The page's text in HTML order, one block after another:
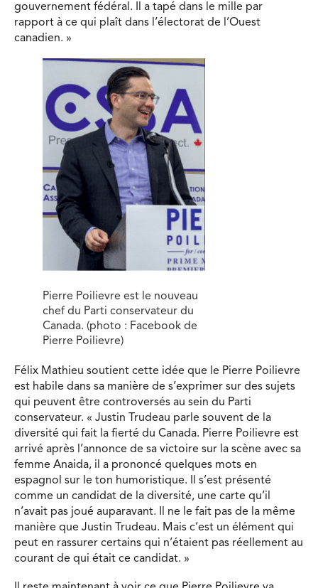
gouvernement fédéral. Il a tapé dans le mille par
rapport à ce qui plaît dans l’électorat de l’Ouest
canadien. »
Pierre Poilievre est le nouveau
chef du Parti conservateur du
Canada. (photo : Facebook de
Pierre Poilievre)
Félix Mathieu soutient cette idée que le Pierre Poilievre
est habile dans sa manière de s’exprimer sur des sujets
qui peuvent être controversés au sein du Parti
conservateur. « Justin Trudeau parle souvent de la
diversité qui fait la fierté du Canada. Pierre Poilievre est
arrivé après l’annonce de sa victoire sur la scène avec sa
femme Anaida, il a prononcé quelques mots en
espagnol sur le ton humoristique. Il s’est présenté
comme un candidat de la diversité, une carte qu’il
n’avait pas joué auparavant. Il ne le fait pas de la même
manière que Justin Trudeau. Mais c’est un élément qui
peut en rassurer certains qui n’étaient pas réellement au
courant de qui était ce candidat. »